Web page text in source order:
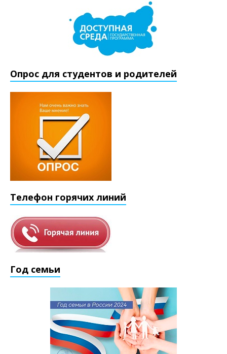
Опрос для студентов и родителей
Телефон горячих линий
Год семьи